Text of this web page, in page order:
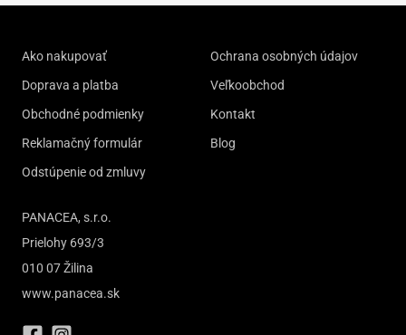
Ako nakupovať
Doprava a platba
Obchodné podmienky
Reklamačný formulár
Odstúpenie od zmluvy
Ochrana osobných údajov
Veľkoobchod
Kontakt
Blog
PANACEA, s.r.o.
Prielohy 693/3
010 07 Žilina
www.panacea.sk